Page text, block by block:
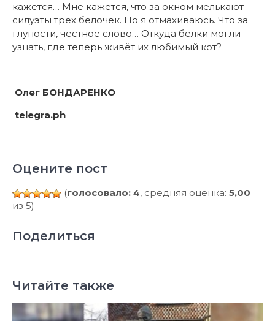
кажется… Мне кажется, что за окном мелькают
силуэты трёх белочек. Но я отмахиваюсь. Что за
глупости, честное слово… Откуда белки могли
узнать, где теперь живёт их любимый кот?
Олег БОНДАРЕНКО
telegra.ph
Оцените пост
(голосовало: 4, средняя оценка: 5,00
из 5)
Поделиться
Читайте также